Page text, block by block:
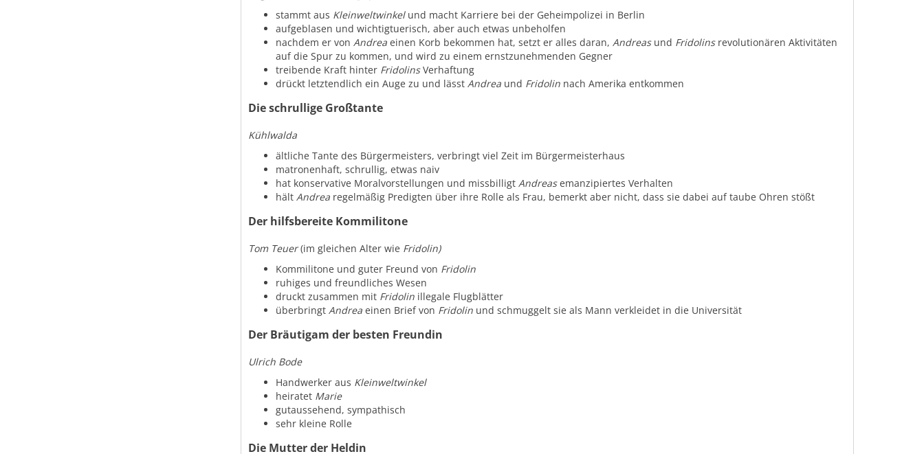
stammt aus Kleinweltwinkelund macht Karriere bei der Geheimpolizei in Berlin
aufgeblasen und wichtigtuerisch, aber auch etwas unbeholfen
nachdem er von Andreaeinen Korb bekommen hat, setzt er alles daran, Andreasund Fridolinsrevolutionären Aktivitäten
auf die Spur zu kommen, und wird zu einem ernstzunehmenden Gegner
treibende Kraft hinter FridolinsVerhaftung
drückt letztendlich ein Auge zu und lässt Andreaund Fridolinnach Amerika entkommen
Die schrullige Großtante
Kühlwalda
ältliche Tante des Bürgermeisters, verbringt viel Zeit im Bürgermeisterhaus
matronenhaft, schrullig, etwas naiv
hat konservative Moralvorstellungen und missbilligt Andreasemanzipiertes Verhalten
hält Andrearegelmäßig Predigten über ihre Rolle als Frau, bemerkt aber nicht, dass sie dabei auf taube Ohren stößt
Der hilfsbereite Kommilitone
Tom Teuer(im gleichen Alter wie Fridolin)
Kommilitone und guter Freund von Fridolin
ruhiges und freundliches Wesen
druckt zusammen mit Fridolinillegale Flugblätter
überbringt Andreaeinen Brief von Fridolinund schmuggelt sie als Mann verkleidet in die Universität
Der Bräutigam der besten Freundin
Ulrich Bode
Handwerker aus Kleinweltwinkel
heiratet Marie
gutaussehend, sympathisch
sehr kleine Rolle
Die Mutter der Heldin